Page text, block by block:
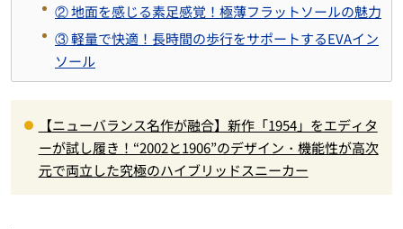
② 地面を感じる素足感覚！極薄フラットソールの魅力
③ 軽量で快適！長時間の歩行をサポートするEVAイン
ソール
【ニューバランス名作が融合】新作「1954」をエディタ
ーが試し履き！“2002と1906”のデザイン・機能性が高次
元で両立した究極のハイブリッドスニーカー